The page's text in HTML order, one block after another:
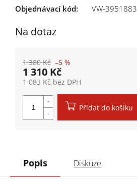
Na dotaz
Objednávací kód:
VW-3951883
1 380 Kč –5 %
1 310 Kč
1 083 Kč bez DPH
Přidat do košíku
Popis Diskuze